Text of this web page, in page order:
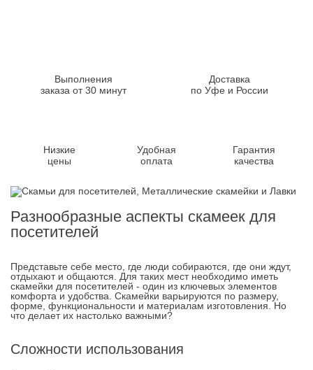
Выполнения
заказа от 30 минут
Доставка
по Уфе и России
Низкие
цены
Удобная
оплата
Гарантия
качества
Разнообразные аспекты скамеек для
посетителей
Представьте себе место, где люди собираются, где они ждут,
отдыхают и общаются. Для таких мест необходимо иметь
скамейки для посетителей - один из ключевых элементов
комфорта и удобства. Скамейки варьируются по размеру,
форме, функциональности и материалам изготовления. Но
что делает их настолько важными?
Сложности использования